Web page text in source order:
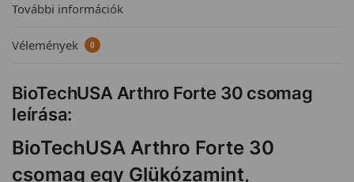
További információk
Vélemények 0
BioTechUSA Arthro Forte 30 csomag
leírása:
BioTechUSA Arthro Forte 30
csomag egy Glükózamint,